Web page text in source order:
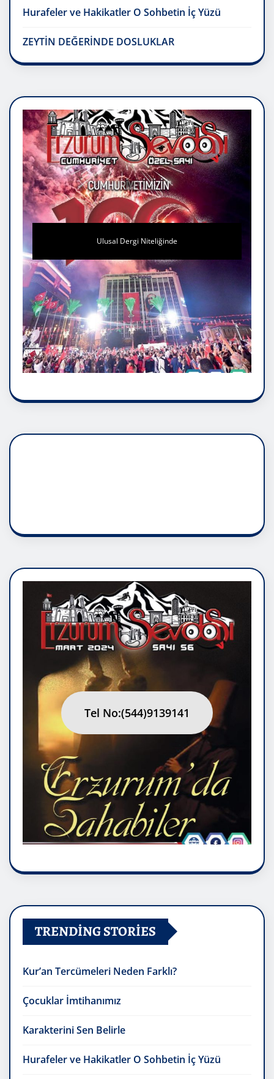
Hurafeler ve Hakikatler O Sohbetin İç Yüzü
ZEYTİN DEĞERİNDE DOSLUKLAR
Ulusal Dergi Niteliğinde
Tel No:(544)9139141
TRENDING STORIES
Kur’an Tercümeleri Neden Farklı?
Çocuklar İmtihanımız
Karakterini Sen Belirle
Hurafeler ve Hakikatler O Sohbetin İç Yüzü